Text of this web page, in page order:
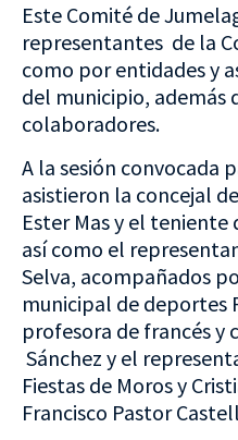
Este Comité de
representantes de la
como por entidades y
del municipio, además
colaboradores.
A la sesión convocada
asistieron la concejal
Ester Mas y el teniente
así como el
Selva, acompañados
municipal de deportes
profesora de francés y
Sánchez y el
Fiestas de Moros y
Francisco Pastor